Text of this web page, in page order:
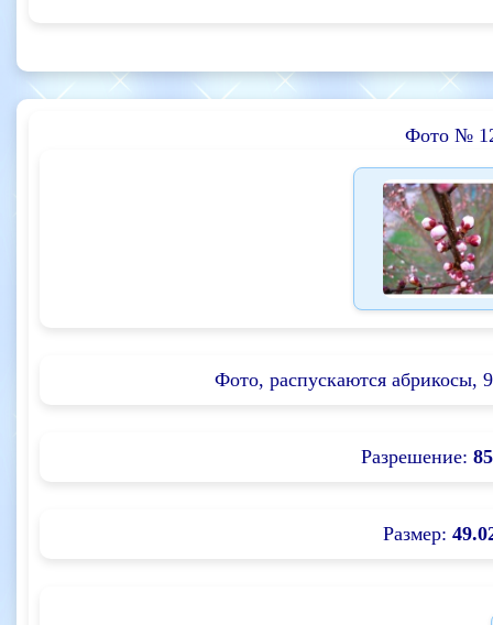
Фото №
Фото, распускаются абрикосы,
Разрешение:
Размер: